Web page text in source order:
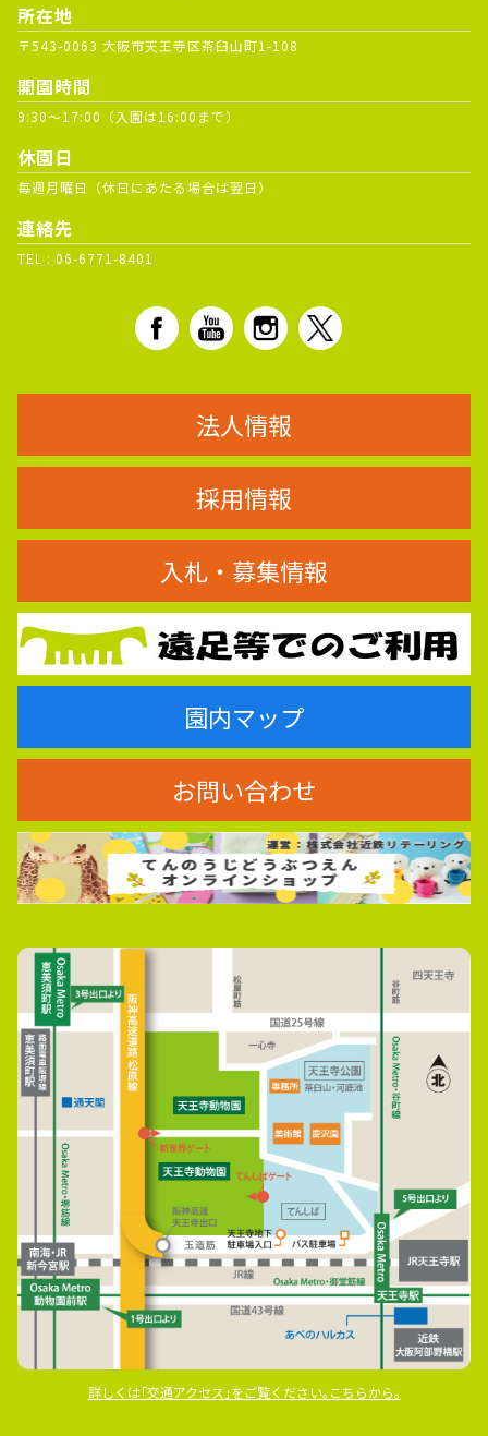
所在地
〒543-0063 大阪市天王寺区茶臼山町1-108
開園時間
9:30～17:00（入園は16:00まで）
休園日
毎週月曜日（休日にあたる場合は翌日）
連絡先
TEL : 06-6771-8401
法人情報
採用情報
入札・募集情報
園内マップ
お問い合わせ
詳しくは｢交通アクセス｣をご覧ください｡こちらから｡